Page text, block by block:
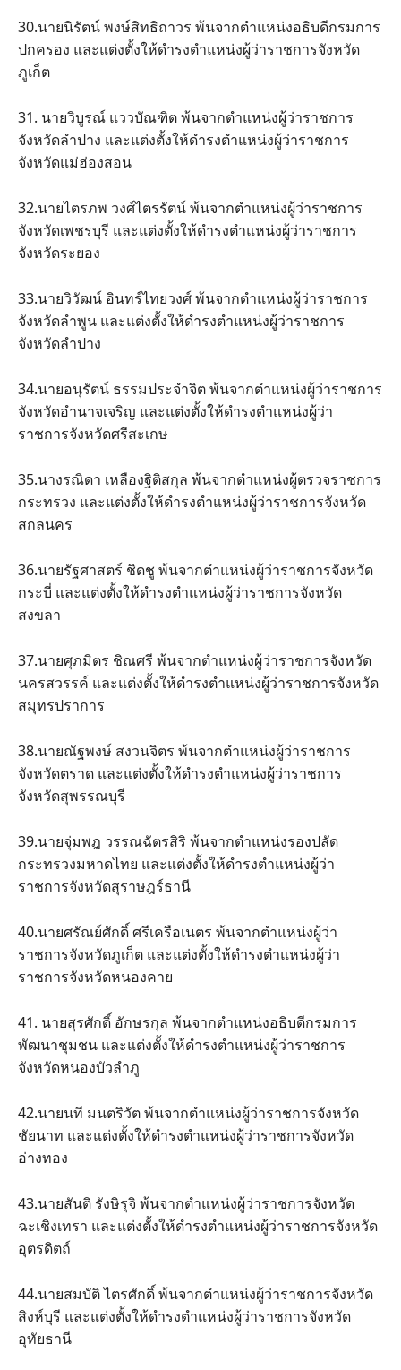
30.นายนิรัตน์ พงษ์สิทธิถาวร พ้นจากตำแหน่งอธิบดีกรมการ
ปกครอง และแต่งตั้งให้ดำรงตำแหน่งผู้ว่าราชการจังหวัด
ภูเก็ต
31. นายวิบูรณ์ แววบัณฑิต พ้นจากตำแหน่งผู้ว่าราชการ
จังหวัดลำปาง และแต่งตั้งให้ดำรงตำแหน่งผู้ว่าราชการ
จังหวัดแม่ฮ่องสอน
32.นายไตรภพ วงศ์ไตรรัตน์ พ้นจากตำแหน่งผู้ว่าราชการ
จังหวัดเพชรบุรี และแต่งตั้งให้ดำรงตำแหน่งผู้ว่าราชการ
จังหวัดระยอง
33.นายวิวัฒน์ อินทร์ไทยวงศ์ พ้นจากตำแหน่งผู้ว่าราชการ
จังหวัดลำพูน และแต่งตั้งให้ดำรงตำแหน่งผู้ว่าราชการ
จังหวัดลำปาง
34.นายอนุรัตน์ ธรรมประจำจิต พ้นจากตำแหน่งผู้ว่าราชการ
จังหวัดอำนาจเจริญ และแต่งตั้งให้ดำรงตำแหน่งผู้ว่า
ราชการจังหวัดศรีสะเกษ
35.นางรณิดา เหลืองฐิติสกุล พ้นจากตำแหน่งผู้ตรวจราชการ
กระทรวง และแต่งตั้งให้ดำรงตำแหน่งผู้ว่าราชการจังหวัด
สกลนคร
36.นายรัฐศาสตร์ ชิดชู พ้นจากตำแหน่งผู้ว่าราชการจังหวัด
กระบี่ และแต่งตั้งให้ดำรงตำแหน่งผู้ว่าราชการจังหวัด
สงขลา
37.นายศุภมิตร ชิณศรี พ้นจากตำแหน่งผู้ว่าราชการจังหวัด
นครสวรรค์ และแต่งตั้งให้ดำรงตำแหน่งผู้ว่าราชการจังหวัด
สมุทรปราการ
38.นายณัฐพงษ์ สงวนจิตร พ้นจากตำแหน่งผู้ว่าราชการ
จังหวัดตราด และแต่งตั้งให้ดำรงตำแหน่งผู้ว่าราชการ
จังหวัดสุพรรณบุรี
39.นายจุ่มพฎ วรรณฉัตรสิริ พ้นจากตำแหน่งรองปลัด
กระทรวงมหาดไทย และแต่งตั้งให้ดำรงตำแหน่งผู้ว่า
ราชการจังหวัดสุราษฎร์ธานี
40.นายศรัณย์ศักดิ์ ศรีเครือเนตร พ้นจากตำแหน่งผู้ว่า
ราชการจังหวัดภูเก็ต และแต่งตั้งให้ดำรงตำแหน่งผู้ว่า
ราชการจังหวัดหนองคาย
41. นายสุรศักดิ์ อักษรกุล พ้นจากตำแหน่งอธิบดีกรมการ
พัฒนาชุมชน และแต่งตั้งให้ดำรงตำแหน่งผู้ว่าราชการ
จังหวัดหนองบัวลำภู
42.นายนที มนตริวัต พ้นจากตำแหน่งผู้ว่าราชการจังหวัด
ชัยนาท และแต่งตั้งให้ดำรงตำแหน่งผู้ว่าราชการจังหวัด
อ่างทอง
43.นายสันติ รังษิรุจิ พ้นจากตำแหน่งผู้ว่าราชการจังหวัด
ฉะเชิงเทรา และแต่งตั้งให้ดำรงตำแหน่งผู้ว่าราชการจังหวัด
อุตรดิตถ์
44.นายสมบัติ ไตรศักดิ์ พ้นจากตำแหน่งผู้ว่าราชการจังหวัด
สิงห์บุรี และแต่งตั้งให้ดำรงตำแหน่งผู้ว่าราชการจังหวัด
อุทัยธานี